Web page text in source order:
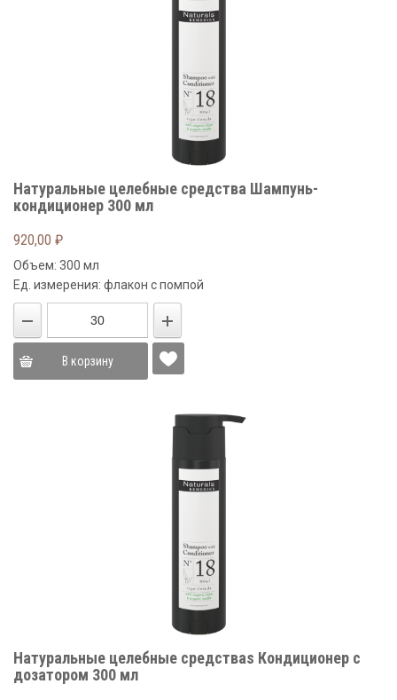
Натуральные целебные средства Шампунь-
кондиционер 300 мл
920,00 ₽
Объем: 300 мл
Ед. измерения: флакон с помпой
В корзину
Натуральные целебные средстваs Кондиционер с
дозатором 300 мл